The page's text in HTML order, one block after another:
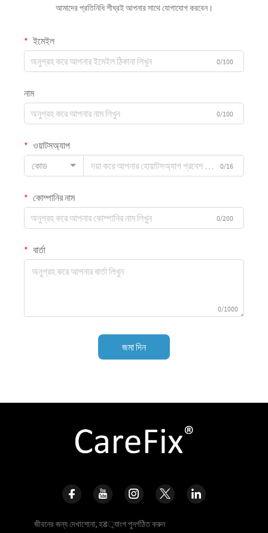
আমাদের প্রতিনিধি শীঘ্রই আপনার সাথে যোগাযোগ করবেন।
ইমেইল
0/100
নাম
0/100
ওয়াটসঅ্যাপ
কোড
0/16
কোম্পানির নাম
0/200
বার্তা
0/1000
জমা দিন
জীবনের জন্য দেখাশোনা, হड়্যাংগ পুনর্গঠিত করুন